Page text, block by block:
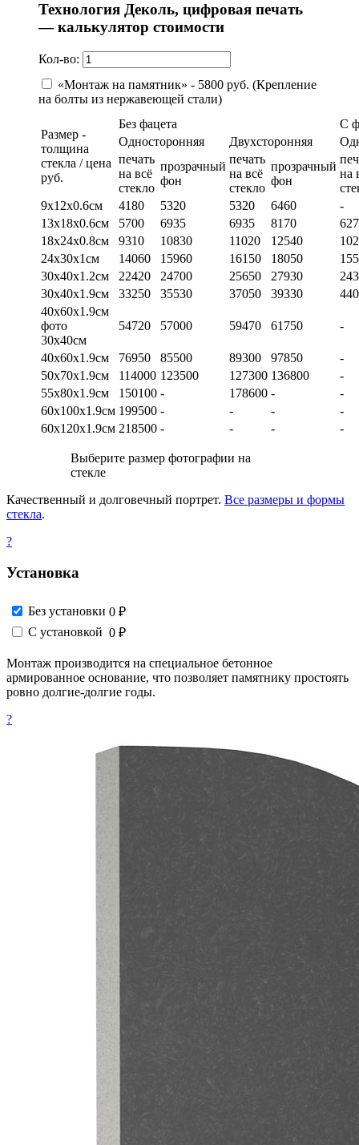
Технология Деколь, цифровая печать
— калькулятор стоимости
Кол-во:
«Монтаж на памятник» - 5800 руб. (Крепление
на болты из нержавеющей стали)
Размер -
толщина
стекла / цена
руб.
Без фацета
С
Односторонняя
Двухсторонняя
печать
на всё
стекло
прозрачный
фон
печать
на всё
стекло
прозрачный
фон
на
9х12х0.6см
4180 5320 5320 6460
-
13х18х0.6см
5700 6935 6935 8170
18х24х0.8см
9310 10830 11020 12540
24х30х1см
14060 15960 16150 18050
30х40х1.2см
22420 24700 25650 27930
30х40х1.9см
33250 35530 37050 39330
40х60х1.9см
фото
30х40см
54720 57000 59470 61750 -
40х60х1.9см 76950 85500 89300 97850
-
50х70х1.9см
114000 123500 127300 136800
-
55х80х1.9см
150100 - 178600 -
-
60х100х1.9см 199500 - - -
-
60х120х1.9см 218500 - - - -
Выберите размер фотографии на
стекле
Качественный и долговечный портрет. Все размеры и формы
стекла.
?
Установка
Без установки 0 ₽
С установкой 0 ₽
Монтаж производится на специальное бетонное
армированное основание, что позволяет памятнику простоять
ровно долгие-долгие годы.
?